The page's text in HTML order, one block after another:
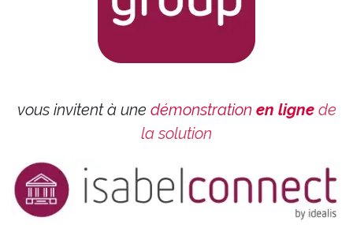
vous invitent à une démonstration en ligne de
la solution